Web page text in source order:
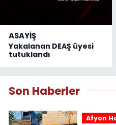
ASAYİŞ
Yakalanan DEAŞ üyesi
tutuklandı
Son Haberler
Afyon